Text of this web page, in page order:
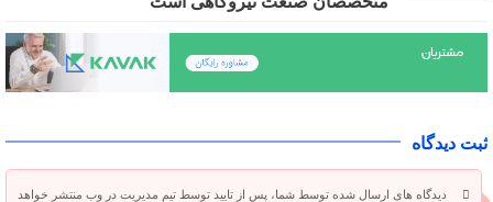
ثبت دیدگاه
دیدگاه های ارسال شده توسط شما، پس از تایید توسط تیم مدیریت در وب منتشر خواهد